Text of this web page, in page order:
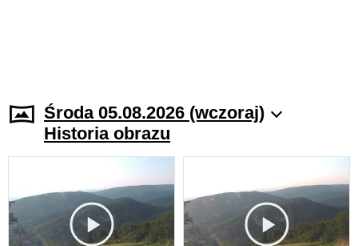
Środa 05.08.2026 (wczoraj)
Historia obrazu